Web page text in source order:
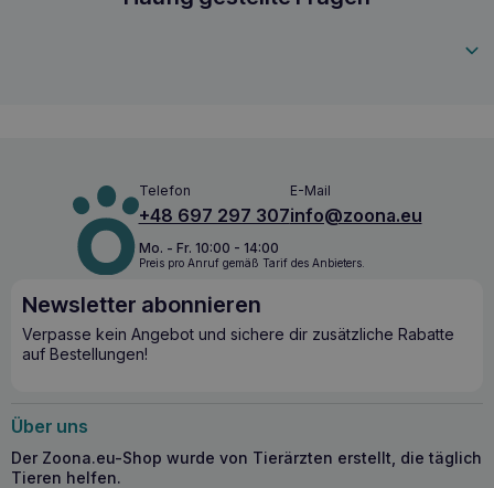
enthält fein zerkleinerte Fleischstücke, die die Katze zum
KATTOVIT Recovery Drink Rekonvaleszenzzeit 135ml
angereichert mitVitamin BundSonnenblumenöl, das
Omega-6-Fettsäurenliefert. Diese Inhaltsstoffe spielen
eine wichtige Rolle im Heilungs- und Genesungsprozess.
KATTOVIT Recovery Drink Rekonvaleszenzzeit 135ml
ist eine hervorragende Ergänzung zur täglichen Fütterung
eine schnelle Genesung Ihrer Katze unerlässlich sind.
Telefon
+48 697 297 307
E-Mail
info@zoona.eu
Mo. - Fr. 10:00 - 14:00
Preis pro Anruf gemäß Tarif des Anbieters.
Newsletter abonnieren
Verpasse kein Angebot und sichere dir zusätzliche Rabatte
auf Bestellungen!
Über uns
Der Zoona.eu-Shop wurde von Tierärzten erstellt, die täglich
Tieren helfen.